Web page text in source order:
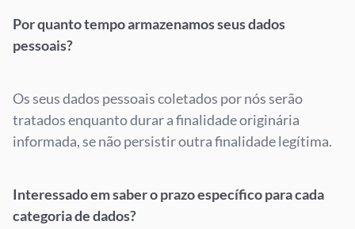
Por quanto tempo armazenamos seus dados
pessoais?
Os seus dados pessoais coletados por nós serão
tratados enquanto durar a finalidade originária
informada, se não persistir outra finalidade legítima.
Interessado em saber o prazo específico para cada
categoria de dados?